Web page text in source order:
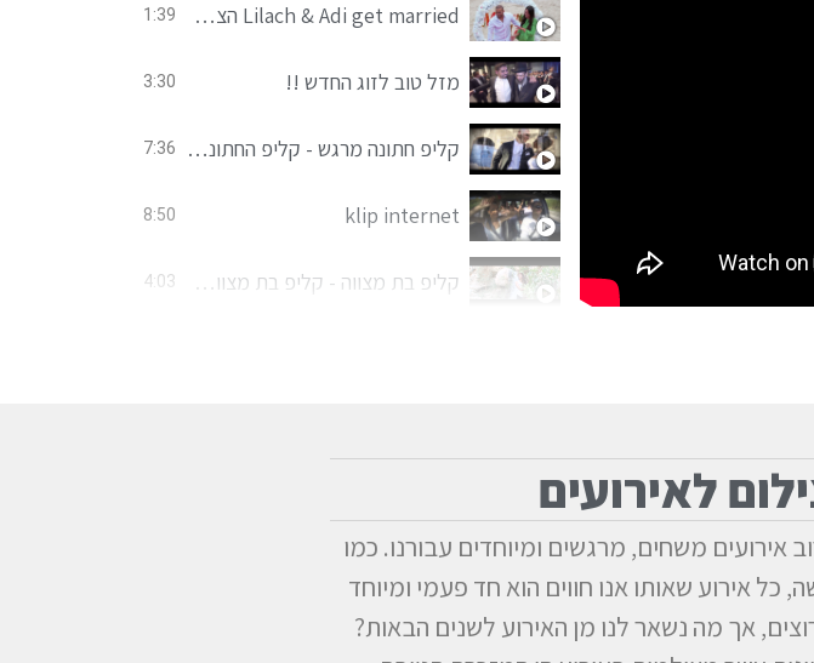
Lilach & Adi get married הצעת נישואין 1:39
מזל טוב לזוג החדש !! 3:30
קליפ חתונה מרגש - קליפ החתונה של משה & נוי - צ'יק צ'אק צילום אירועים 7:36
klip internet
8:50
קליפ בת מצווה - קליפ בת מצווה מיוחד - צ'יק צ'אק צילום אירועים 4:03
לאירועים
אירועים משחים, מרגשים ומיוחדים עבורנו. כמו
אירוע שאותו אנו חווים הוא חד פעמי ומיוחד
אך מה נשאר לנו מן האירוע לשנים הבאות?